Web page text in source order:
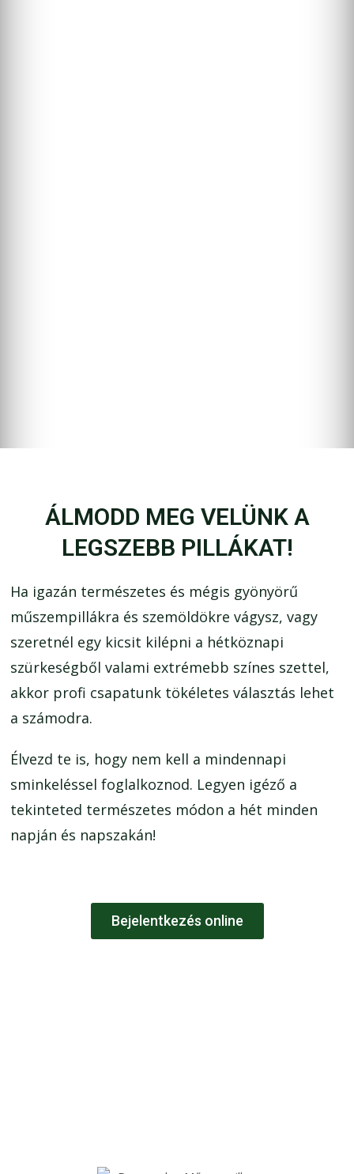
ÁLMODD MEG VELÜNK A
LEGSZEBB PILLÁKAT!
Ha igazán természetes és mégis gyönyörű
műszempillákra és szemöldökre vágysz, vagy
szeretnél egy kicsit kilépni a hétköznapi
szürkeségből valami extrémebb színes szettel,
akkor profi csapatunk tökéletes választás lehet
a számodra.
Élvezd te is, hogy nem kell a mindennapi
sminkeléssel foglalkoznod. Legyen igéző a
tekinteted természetes módon a hét minden
napján és napszakán!
Bejelentkezés online